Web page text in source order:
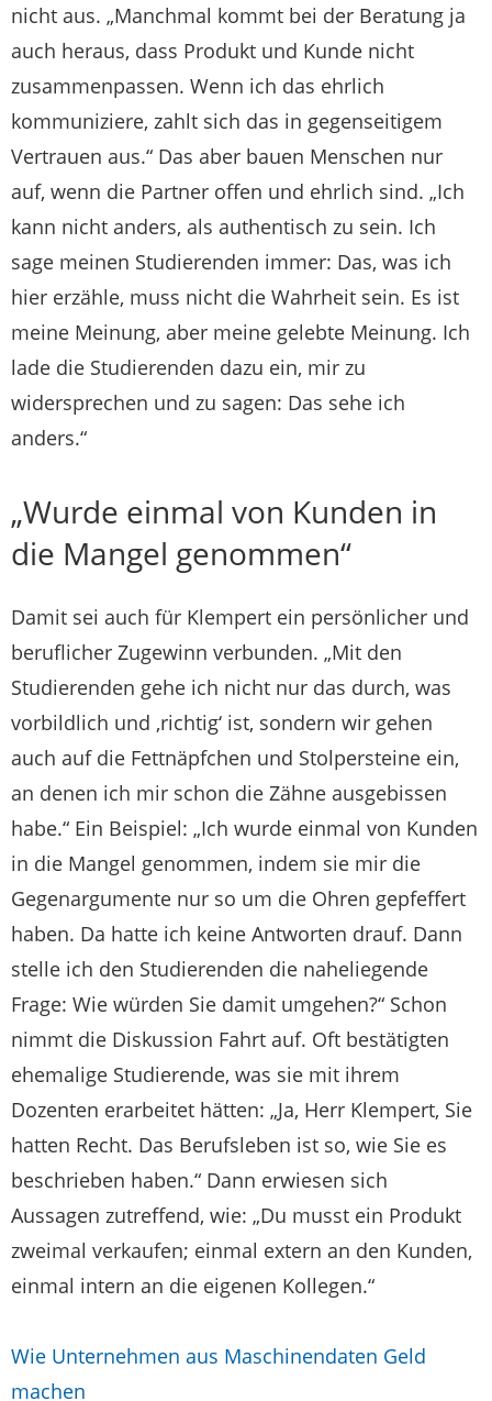
nicht aus. „Manchmal kommt bei der Beratung ja
auch heraus, dass Produkt und Kunde nicht
zusammenpassen. Wenn ich das ehrlich
kommuniziere, zahlt sich das in gegenseitigem
Vertrauen aus.“ Das aber bauen Menschen nur
auf, wenn die Partner offen und ehrlich sind. „Ich
kann nicht anders, als authentisch zu sein. Ich
sage meinen Studierenden immer: Das, was ich
hier erzähle, muss nicht die Wahrheit sein. Es ist
meine Meinung, aber meine gelebte Meinung. Ich
lade die Studierenden dazu ein, mir zu
widersprechen und zu sagen: Das sehe ich
anders.“
„Wurde einmal von Kunden in
die Mangel genommen“
Damit sei auch für Klempert ein persönlicher und
beruflicher Zugewinn verbunden. „Mit den
Studierenden gehe ich nicht nur das durch, was
vorbildlich und ,richtig‘ ist, sondern wir gehen
auch auf die Fettnäpfchen und Stolpersteine ein,
an denen ich mir schon die Zähne ausgebissen
habe.“ Ein Beispiel: „Ich wurde einmal von Kunden
in die Mangel genommen, indem sie mir die
Gegenargumente nur so um die Ohren gepfeffert
haben. Da hatte ich keine Antworten drauf. Dann
stelle ich den Studierenden die naheliegende
Frage: Wie würden Sie damit umgehen?“ Schon
nimmt die Diskussion Fahrt auf. Oft bestätigten
ehemalige Studierende, was sie mit ihrem
Dozenten erarbeitet hätten: „Ja, Herr Klempert, Sie
hatten Recht. Das Berufsleben ist so, wie Sie es
beschrieben haben.“ Dann erwiesen sich
Aussagen zutreffend, wie: „Du musst ein Produkt
zweimal verkaufen; einmal extern an den Kunden,
einmal intern an die eigenen Kollegen.“
Wie Unternehmen aus Maschinendaten Geld
machen